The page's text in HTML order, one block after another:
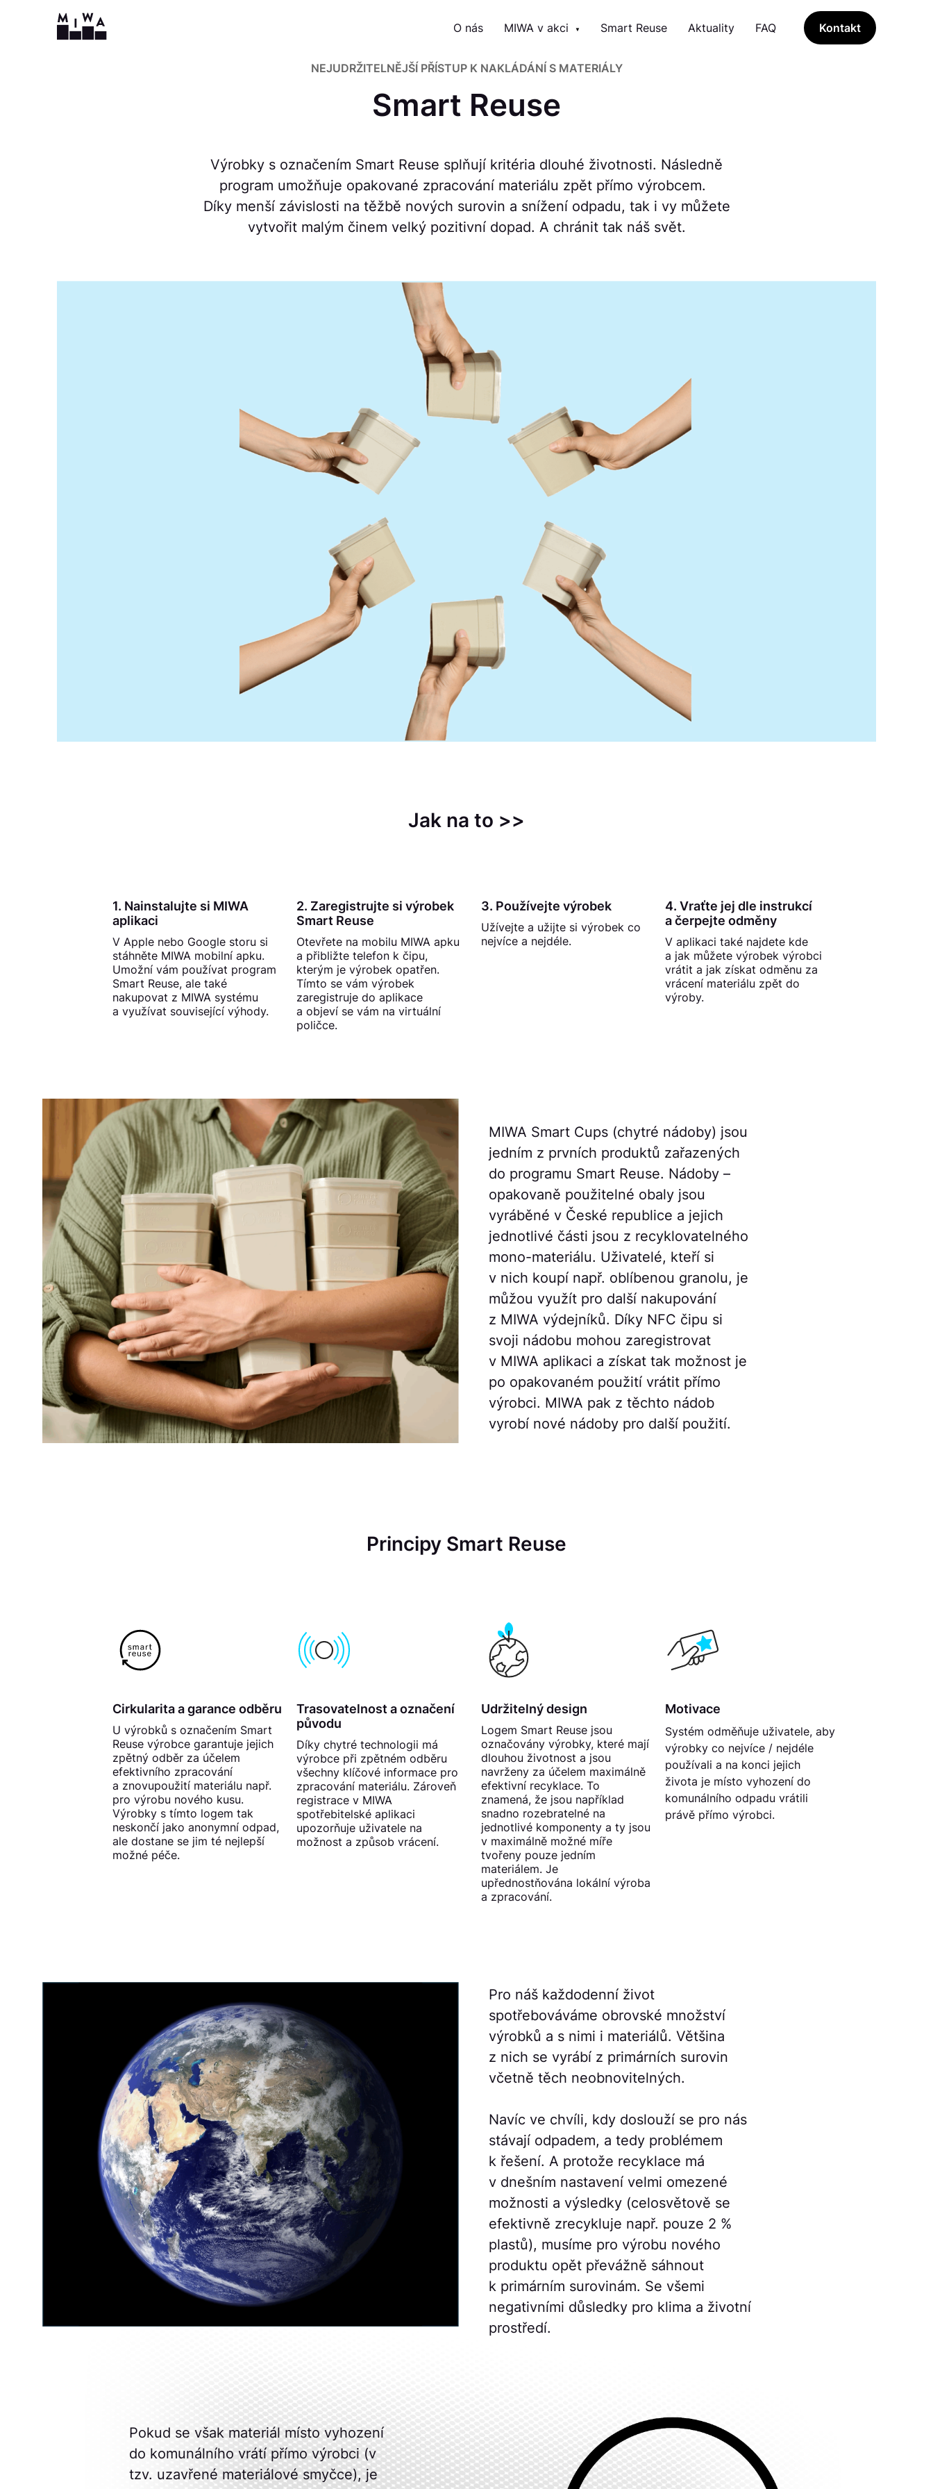
O nás MIWA v akci Smart Reuse Aktuality FAQ Kontakt
NEJUDRŽITELNĚJŠÍ PŘÍSTUP K NAKLÁDÁNÍ S MATERIÁLY
Smart Reuse
Výrobky s označením Smart Reuse splňují kritéria dlouhé životnosti. Následně
program umožňuje opakované zpracování materiálu zpět přímo výrobcem.
Díky menší závislosti na těžbě nových surovin a snížení odpadu, tak i vy můžete
vytvořit malým činem velký pozitivní dopad. A chránit tak náš svět.
Jak na to >>
1. Nainstalujte si MIWA
aplikaci
V Apple nebo Google storu si
stáhněte MIWA mobilní apku.
Umožní vám používat program
Smart Reuse, ale také
nakupovat z MIWA systému
a využívat související výhody.
2. Zaregistrujte si výrobek
Smart Reuse
Otevřete na mobilu MIWA apku
a přibližte telefon k čipu,
kterým je výrobek opatřen.
Tímto se vám výrobek
zaregistruje do aplikace
a objeví se vám na virtuální
poličce.
3. Používejte výrobek
Užívejte a užijte si výrobek co
nejvíce a nejdéle.
4. Vraťte jej dle instrukcí
a čerpejte odměny
V aplikaci také najdete kde
a jak můžete výrobek výrobci
vrátit a jak získat odměnu za
vrácení materiálu zpět do
výroby.
MIWA Smart Cups (chytré nádoby) jsou
jedním z prvních produktů zařazených
do programu Smart Reuse. Nádoby –
opakovaně použitelné obaly jsou
vyráběné v České republice a jejich
jednotlivé části jsou z recyklovatelného
mono-materiálu. Uživatelé, kteří si
v nich koupí např. oblíbenou granolu, je
můžou využít pro další nakupování
z MIWA výdejníků. Díky NFC čipu si
svoji nádobu mohou zaregistrovat
v MIWA aplikaci a získat tak možnost je
po opakovaném použití vrátit přímo
výrobci. MIWA pak z těchto nádob
vyrobí nové nádoby pro další použití.
Principy Smart Reuse
Cirkularita a garance odběru
U výrobků s označením Smart
Reuse výrobce garantuje jejich
zpětný odběr za účelem
efektivního zpracování
a znovupoužití materiálu např.
pro výrobu nového kusu.
Výrobky s tímto logem tak
neskončí jako anonymní odpad,
ale dostane se jim té nejlepší
možné péče.
Trasovatelnost a označení
původu
Díky chytré technologii má
výrobce při zpětném odběru
všechny klíčové informace pro
zpracování materiálu. Zároveň
registrace v MIWA
spotřebitelské aplikaci
upozorňuje uživatele na
možnost a způsob vrácení.
Udržitelný design
Logem Smart Reuse jsou
označovány výrobky, které mají
dlouhou životnost a jsou
navrženy za účelem maximálně
efektivní recyklace. To
znamená, že jsou například
snadno rozebratelné na
jednotlivé komponenty a ty jsou
v maximálně možné míře
tvořeny pouze jedním
materiálem. Je
upřednostňována lokální výroba
a zpracování.
Motivace
Systém odměňuje uživatele, aby
výrobky co nejvíce / nejdéle
používali a na konci jejich
života je místo vyhození do
komunálního odpadu vrátili
právě přímo výrobci.
Pro náš každodenní život
spotřebováváme obrovské množství
výrobků a s nimi i materiálů. Většina
z nich se vyrábí z primárních surovin
včetně těch neobnovitelných.
Navíc ve chvíli, kdy doslouží se pro nás
stávají odpadem, a tedy problémem
k řešení. A protože recyklace má
v dnešním nastavení velmi omezené
možnosti a výsledky (celosvětově se
efektivně zrecykluje např. pouze 2 %
plastů), musíme pro výrobu nového
produktu opět převážně sáhnout
k primárním surovinám. Se všemi
negativními důsledky pro klima a životní
prostředí.
Pokud se však materiál místo vyhození
do komunálního vrátí přímo výrobci (v
tzv. uzavřené materiálové smyčce), je